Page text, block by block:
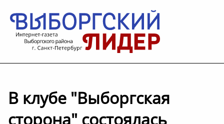
В клубе "Выборгская
сторона" состоялась